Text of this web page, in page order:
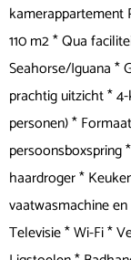
kamerappartement
110 m2 * Qua
Seahorse/Iguana *
prachtig uitzicht *
personen) *
persoonsboxspring
haardroger *
vaatwasmachine
Televisie * Wi-Fi *